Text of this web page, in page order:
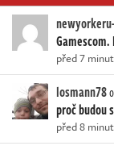
před 7
losmann78
proč budou
před 8